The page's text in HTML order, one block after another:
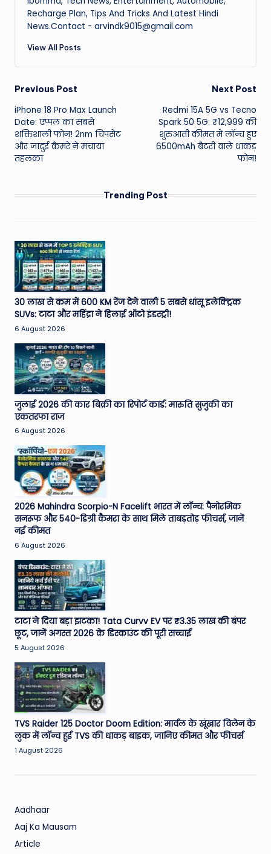
Recharge Plan, Tips And Tricks And Latest Hindi
News.Contact - arvindk9015@gmail.com
View All Posts
Post
navigation
Previous Post
iPhone 18 Pro Max Launch
Date: एप्पल का सबसे
शक्तिशाली फोन! 2nm चिपसेट
और जादुई कैमरे ने मचाया
तहलका
Next Post
Redmi 15A 5G vs Tecno
Spark 50 5G: ₹12,999 की
शुरुआती कीमत में लॉन्च हुए
6500mAh बैटरी वाले धाकड़
फोन!
Trending Post
30 लाख से कम में 600 KM रेंज देने वाली 5 सबसे धांसू इलेक्ट्रिक
SUVs: टाटा और महिंद्रा ने हिलाई ऑटो इंडस्ट्री!
6 August 2026
जुलाई 2026 की कार बिक्री का रिपोर्ट कार्ड: मारुति सुजुकी का
एकतरफा राज
6 August 2026
2026 Mahindra Scorpio-N Facelift भारत में लॉन्च: पैनोरमिक
सनरूफ और 540-डिग्री कैमरा के साथ मिले ताबड़तोड़ फीचर्स, जानें
नई कीमत
6 August 2026
टाटा ने दिया बड़ा झटका! Tata Curvv EV पर ₹3.35 लाख की बंपर
छूट, जानें अगस्त 2026 के डिस्काउंट की पूरी सच्चाई
5 August 2026
TVS Raider 125 Doctor Doom Edition: मार्वल के खूंखार विलेन के
लुक में लॉन्च हुई TVS की धाकड़ बाइक, जानिए कीमत और फीचर्स
1 August 2026
Aadhaar
Aaj Ka Mausam
Article